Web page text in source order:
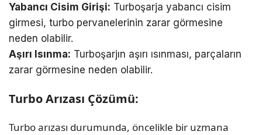
Yabancı Cisim Girişi: Turboşarja yabancı cisim
girmesi, turbo pervanelerinin zarar görmesine
neden olabilir.
Aşırı Isınma: Turboşarjın aşırı ısınması, parçaların
zarar görmesine neden olabilir.
Turbo Arızası Çözümü:
Turbo arızası durumunda, öncelikle bir uzmana